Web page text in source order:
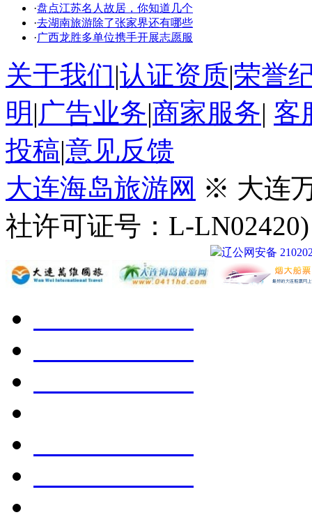
·盘点江苏名人故居，你知道几个
·去湖南旅游除了张家界还有哪些
·广西龙胜多单位携手开展志愿服
关于我们|认证资质|荣誉
明 |广告业务|商家服务| 客
投稿|意见反馈
大连海岛旅游网 ※ 大连
社许可证号：L-
辽公网安备